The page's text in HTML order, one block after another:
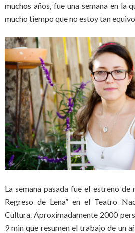
muchos años, fue una semana en la
mucho tiempo que no estoy tan
La semana pasada fue el estreno
Regreso de Lena” en el Teatro
Cultura. Aproximadamente 2000
9 min que resumen el trabajo de un